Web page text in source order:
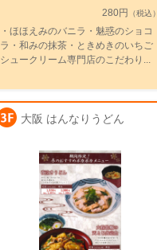
280円 （税込）
・ほほえみのバニラ・魅惑のショコ
ラ・和みの抹茶・ときめきのいちご
シュークリーム専門店のこだわり...
大阪 はんなりうどん